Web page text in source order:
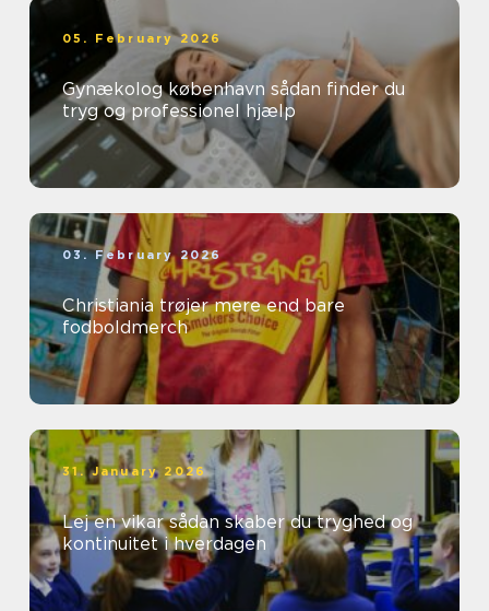
05. February 2026
Gynækolog københavn sådan finder du
tryg og professionel hjælp
03. February 2026
Christiania trøjer mere end bare
fodboldmerch
31. January 2026
Lej en vikar sådan skaber du tryghed og
kontinuitet i hverdagen